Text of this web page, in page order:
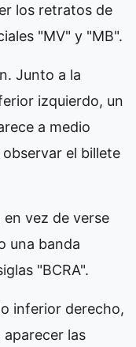
los retratos de
"MV" y "MB".
Junto a la
izquierdo, un
a medio
el billete
vez de verse
una banda
"BCRA".
inferior derecho,
las